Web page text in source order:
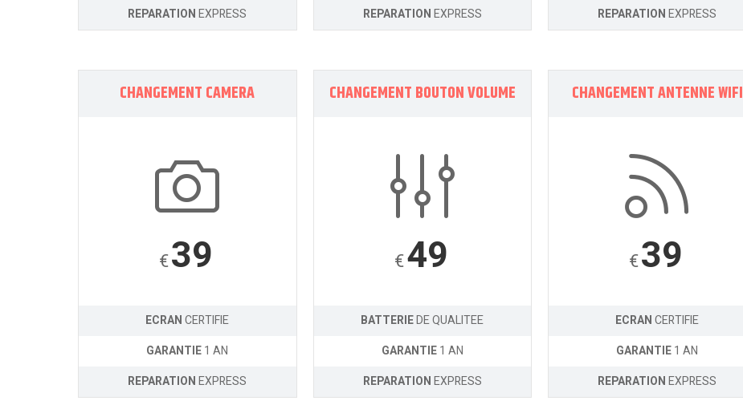
REPARATIONEXPRESS
CHANGEMENT CAMERA
€39
ECRANCERTIFIE
GARANTIE1 AN
REPARATIONEXPRESS
REPARATIONEXPRESS
CHANGEMENT BOUTON VOLUME
€49
BATTERIEDE QUALITEE
GARANTIE1 AN
REPARATIONEXPRESS
REPARATIONEXPRESS
CHANGEMENT ANTENNE WIFI
€39
ECRANCERTIFIE
GARANTIE1 AN
REPARATIONEXPRESS